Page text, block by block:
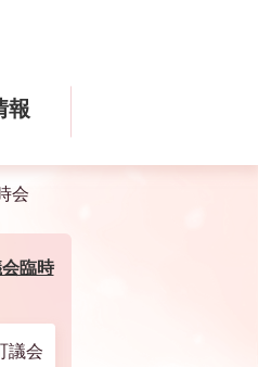
報
会
臨時
議会